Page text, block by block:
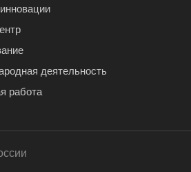
деятельность
работа